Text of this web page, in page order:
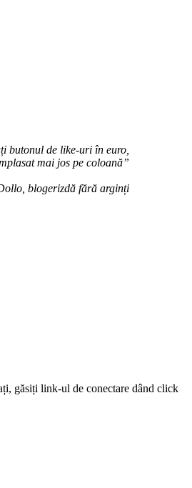
butonul de like-uri în euro,
mai jos pe coloană”
blogerizdă fără arginți
găsiți link-ul de conectare dând click